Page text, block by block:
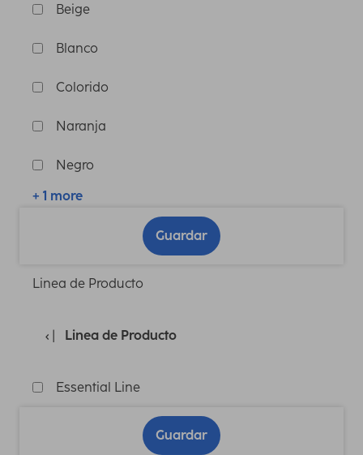
Beige
Blanco
Colorido
Naranja
Negro
+ 1 more
Guardar
Linea de Producto
Linea de Producto
Essential Line
Guardar